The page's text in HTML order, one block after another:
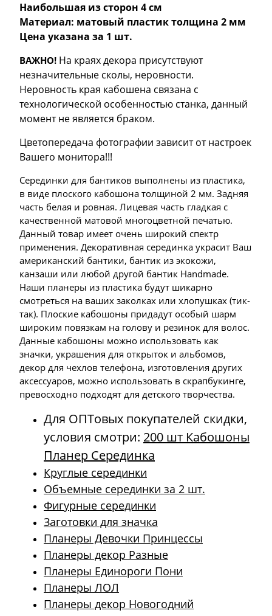
Наибольшая из сторон 4 см
Материал: матовый пластик толщина 2 мм
Цена указана за 1 шт.
ВАЖНО! На краях декора присутствуют
незначительные сколы, неровности.
Неровность края кабошена связана с
технологической особенностью станка, данный
момент не является браком.
Цветопередача фотографии зависит от настроек
Вашего монитора!!!
Серединки для бантиков выполнены из пластика,
в виде плоского кабошона толщиной 2 мм. Задняя
часть белая и ровная. Лицевая часть гладкая с
качественной матовой многоцветной печатью.
Данный товар имеет очень широкий спектр
применения. Декоративная серединка украсит Ваш
американский бантики, бантик из экокожи,
канзаши или любой другой бантик Handmade.
Наши планеры из пластика будут шикарно
смотреться на ваших заколках или хлопушках (тик-
так). Плоские кабошоны придадут особый шарм
широким повязкам на голову и резинок для волос.
Данные кабошоны можно использовать как
значки, украшения для открыток и альбомов,
декор для чехлов телефона, изготовления других
аксессуаров, можно использовать в скрапбукинге,
превосходно подходят для детского творчества.
Для ОПТовых покупателей скидки,
условия смотри: 200 шт Кабошоны
Планер Серединка
Круглые серединки
Объемные серединки за 2 шт.
Фигурные серединки
Заготовки для значка
Планеры Девочки Принцессы
Планеры декор Разные
Планеры Единороги Пони
Планеры ЛОЛ
Планеры декор Новогодний